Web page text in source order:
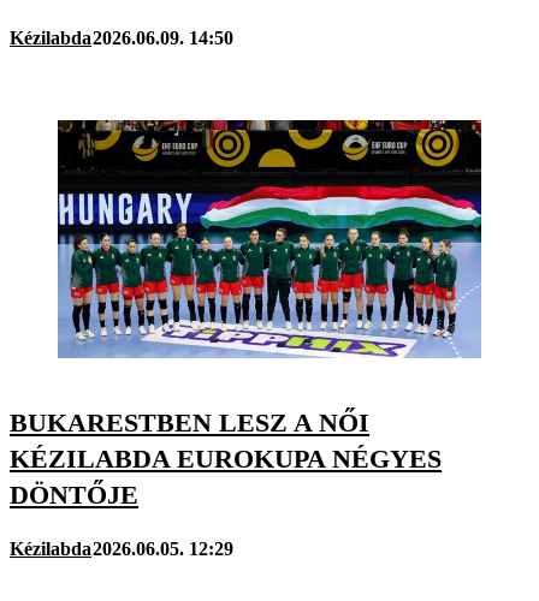
Kézilabda2026.06.09. 14:50
BUKARESTBEN LESZ A NŐI
KÉZILABDA EUROKUPA NÉGYES
DÖNTŐJE
Kézilabda2026.06.05. 12:29